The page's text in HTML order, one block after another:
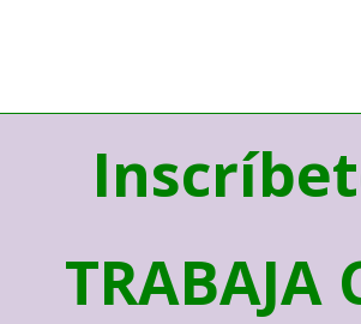
TRABAJA